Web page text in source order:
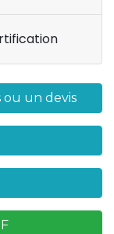
ou un devis